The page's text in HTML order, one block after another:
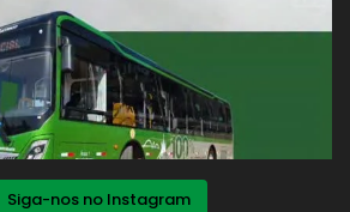
Siga-nos no Instagram